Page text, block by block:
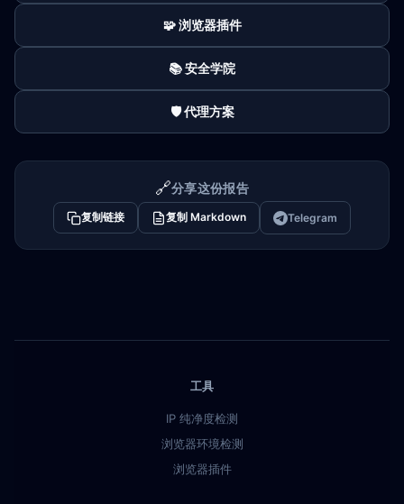
🧩 浏览器插件
📚 安全学院
🛡️ 代理方案
🔗分享这份报告
复制链接 复制 Markdown Telegram
工具
IP 纯净度检测
浏览器环境检测
浏览器插件